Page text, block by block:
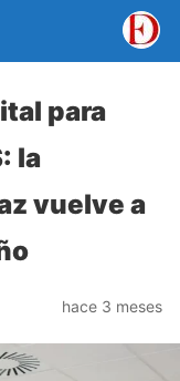
para
la
vuelve a
hace 3 meses